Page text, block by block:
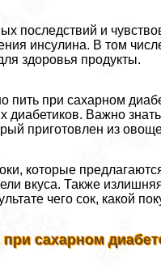
последствий и
инсулина. В том
здоровья продукты.
пить при сахарном
диабетиков. Важно
приготовлен из
которые
вкуса. Также
чего сок, какой
сахарном